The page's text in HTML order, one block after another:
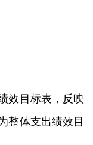
效目标表，反映
整体支出绩效目